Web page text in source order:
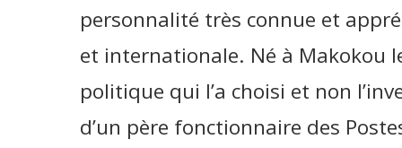
personnalité très connue et
et internationale. Né à Makokou
politique qui l’a choisi et non
d’un père fonctionnaire des